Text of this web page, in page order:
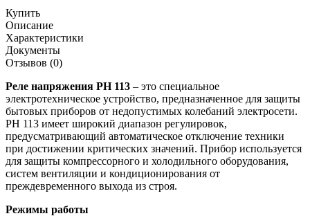
Купить
Описание
Характеристики
Документы
Отзывов (0)
Реле напряжения РН 113 – это специальное
электротехническое устройство, предназначенное для защиты
бытовых приборов от недопустимых колебаний электросети.
РН 113 имеет широкий диапазон регулировок,
предусматривающий автоматическое отключение техники
при достижении критических значений. Прибор используется
для защиты компрессорного и холодильного оборудования,
систем вентиляции и кондиционирования от
преждевременного выхода из строя.
Режимы работы